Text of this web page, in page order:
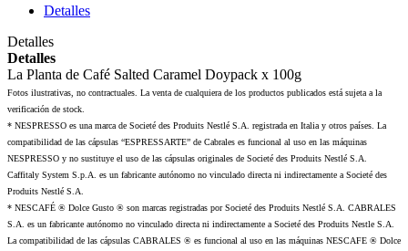
Detalles
Detalles
Detalles
La Planta de Café Salted Caramel Doypack x 100g
Fotos ilustrativas, no contractuales. La venta de cualquiera de los productos publicados está sujeta a la
verificación de stock.
* NESPRESSO es una marca de Societé des Produits Nestlé S.A. registrada en Italia y otros países. La
compatibilidad de las cápsulas “ESPRESSARTE” de Cabrales es funcional al uso en las máquinas
NESPRESSO y no sustituye el uso de las cápsulas originales de Societé des Produits Nestlé S.A.
Caffitaly System S.p.A. es un fabricante autónomo no vinculado directa ni indirectamente a Societé des
Produits Nestlé S.A.
* NESCAFÉ ® Dolce Gusto ® son marcas registradas por Societé des Produits Nestlé S.A. CABRALES
S.A. es un fabricante autónomo no vinculado directa ni indirectamente a Societé des Produits Nestle S.A.
La compatibilidad de las cápsulas CABRALES ® es funcional al uso en las máquinas NESCAFE ® Dolce